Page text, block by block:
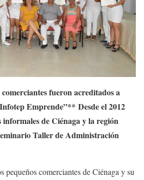
fueron acreditados a
Emprende”** Desde el 2012
informales de Ciénaga y la región
Taller de Administración
pequeños comerciantes de Ciénaga y su